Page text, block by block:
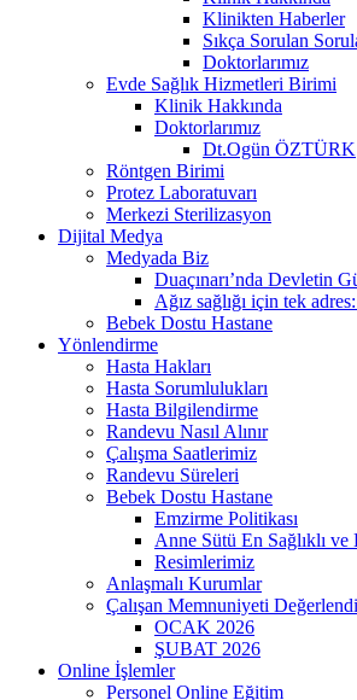
Klinikten Haberler
Sıkça Sorulan
Doktorlarımız
Evde Sağlık Hizmetleri Birimi
Klinik Hakkında
Doktorlarımız
Dt.Ogün ÖZTÜRK
Röntgen Birimi
Protez Laboratuvarı
Merkezi Sterilizasyon
Dijital Medya
Medyada Biz
Duaçınarı’nda Devletin
Ağız sağlığı için tek
Bebek Dostu Hastane
Yönlendirme
Hasta Hakları
Hasta Sorumlulukları
Hasta Bilgilendirme
Randevu Nasıl Alınır
Çalışma Saatlerimiz
Randevu Süreleri
Bebek Dostu Hastane
Emzirme Politikası
Anne Sütü En Sağlıklı
Resimlerimiz
Anlaşmalı Kurumlar
Çalışan Memnuniyeti
OCAK 2026
ŞUBAT 2026
Online İşlemler
Personel Online Eğitim